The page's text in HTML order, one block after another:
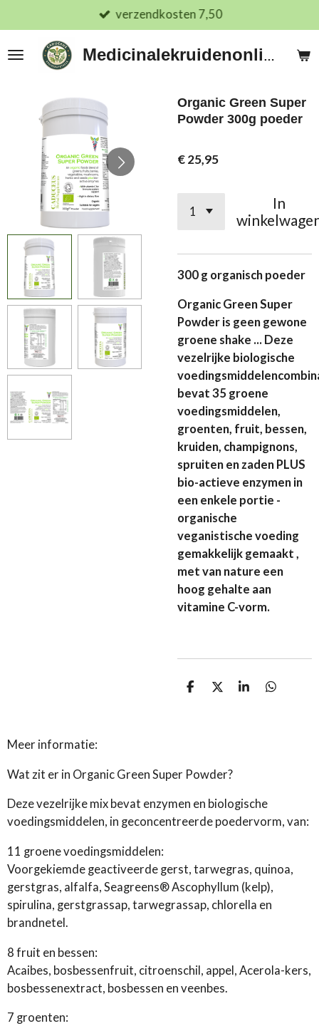
direct
naar
Medicinalekruidenonline.nl
verzendkosten 7,50
Organic Green Super
Powder 300g poeder
€ 25,95
In
300 g organisch poeder
Organic Green Super
Powder is geen gewone
groene shake ... Deze
vezelrijke biologische
bevat 35 groene
voedingsmiddelen,
groenten, fruit, bessen,
kruiden, champignons,
spruiten en zaden PLUS
bio-actieve enzymen in
een enkele portie -
organische
veganistische voeding
gemakkelijk gemaakt ,
met van nature een
hoog gehalte aan
vitamine C-vorm.
D
D
S
D
Meer informatie:
Wat zit er in Organic Green Super Powder?
Deze vezelrijke mix bevat enzymen en biologische
voedingsmiddelen, in geconcentreerde poedervorm, van:
11 groene voedingsmiddelen:
Voorgekiemde geactiveerde gerst, tarwegras, quinoa,
gerstgras, alfalfa, Seagreens® Ascophyllum (kelp),
spirulina, gerstgrassap, tarwegrassap, chlorella en
brandnetel.
8 fruit en bessen:
Acaibes, bosbessenfruit, citroenschil, appel, Acerola-kers,
bosbessenextract, bosbessen en veenbes.
7 groenten: